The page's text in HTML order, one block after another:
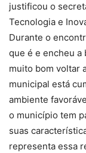
justificou o
Tecnologia e
Durante o
que é e encheu a
muito bom voltar
municipal está
ambiente
o município tem
suas
representa essa